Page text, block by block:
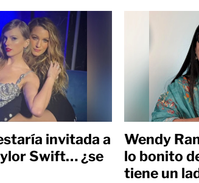
invitada a
Swift… ¿se
Wendy
lo bonito
tiene un